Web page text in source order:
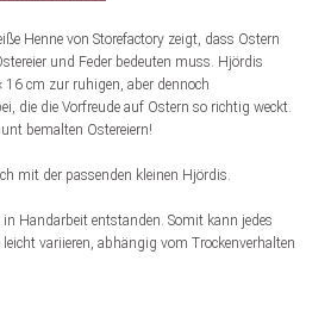
Henne von Storefactory zeigt, dass Ostern
und Feder bedeuten muss. Hjördis
cm zur ruhigen, aber dennoch
die die Vorfreude auf Ostern so richtig weckt.
bemalten Ostereiern!
mit der passenden kleinen Hjördis.
Handarbeit entstanden. Somit kann jedes
variieren, abhängig vom Trockenverhalten